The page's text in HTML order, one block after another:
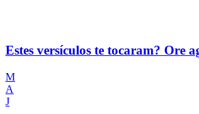
Estes versículos te tocaram? Ore
M
A
J